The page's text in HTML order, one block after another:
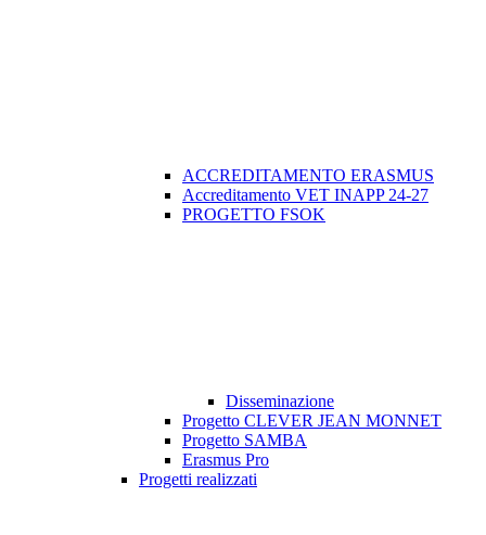
ACCREDITAMENTO ERASMUS
Accreditamento VET INAPP 24-27
PROGETTO FSOK
Disseminazione
Progetto CLEVER JEAN MONNET
Progetto SAMBA
Erasmus Pro
Progetti realizzati